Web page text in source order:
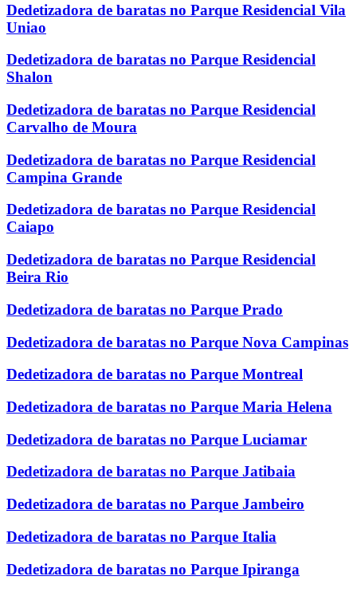
Dedetizadora de baratas no Parque Residencial Vila
Uniao
Dedetizadora de baratas no Parque Residencial
Shalon
Dedetizadora de baratas no Parque Residencial
Carvalho de Moura
Dedetizadora de baratas no Parque Residencial
Campina Grande
Dedetizadora de baratas no Parque Residencial
Caiapo
Dedetizadora de baratas no Parque Residencial
Beira Rio
Dedetizadora de baratas no Parque Prado
Dedetizadora de baratas no Parque Nova Campinas
Dedetizadora de baratas no Parque Montreal
Dedetizadora de baratas no Parque Maria Helena
Dedetizadora de baratas no Parque Luciamar
Dedetizadora de baratas no Parque Jatibaia
Dedetizadora de baratas no Parque Jambeiro
Dedetizadora de baratas no Parque Italia
Dedetizadora de baratas no Parque Ipiranga